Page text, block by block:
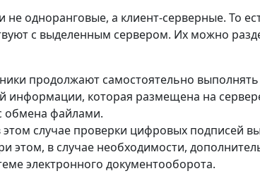
одноранговые, а клиент-серверные. То
с выделенным сервером. Их можно
продолжают самостоятельно
информации, которая размещена на
обмена файлами.
случае проверки цифровых подписей
этом, в случае необходимости,
электронного документооборота.